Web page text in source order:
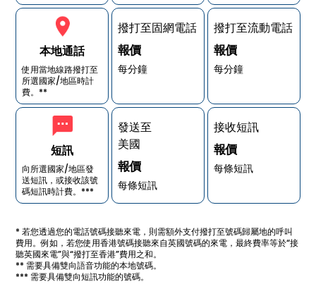
本地通話
使用當地線路撥打至
所選國家/地區時計
費。**
短訊
向所選國家/地區發
送短訊，或接收該號
碼短訊時計費。***
撥打至固網電話
報價
每分鐘
發送至
美國
報價
每條短訊
撥打至流動電話
報價
每分鐘
接收短訊
報價
每條短訊
* 若您透過您的電話號碼接聽來電，則需額外支付撥打至號碼歸屬地的呼叫
費用。例如，若您使用香港號碼接聽來自英國號碼的來電，最終費率等於“接
聽英國來電”與“撥打至香港”費用之和。
** 需要具備雙向語音功能的本地號碼。
*** 需要具備雙向短訊功能的號碼。